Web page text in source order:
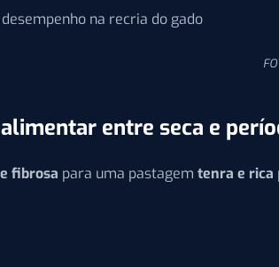
entre seca e
fibrosa para uma pastagem tenra e rica